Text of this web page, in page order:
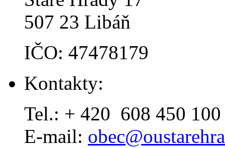
507 23 Libáň
IČO: 47478179
Kontakty:
Tel.: + 420 608 450 100
E-mail: